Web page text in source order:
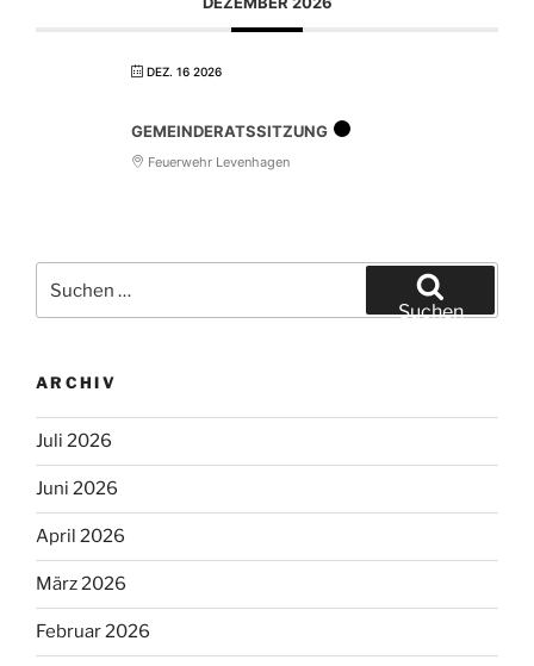
DEZ. 16 2026
GEMEINDERATSSITZUNG
Feuerwehr Levenhagen
nach:
Suchen
ARCHIV
Juli 2026
Juni 2026
April 2026
März 2026
Februar 2026